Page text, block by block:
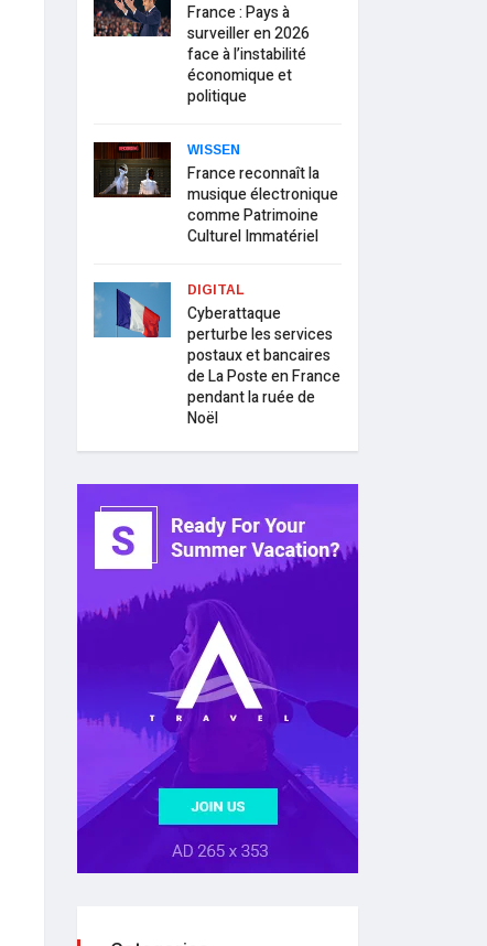
France : Pays à
surveiller en 2026
face à l’instabilité
économique et
politique
WISSEN
France reconnaît la
musique électronique
comme Patrimoine
Culturel Immatériel
DIGITAL
Cyberattaque
perturbe les services
postaux et bancaires
de La Poste en France
pendant la ruée de
Noël